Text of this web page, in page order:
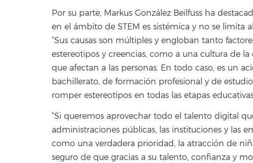
Por su parte, Markus González Beilfuss ha
en el ámbito de STEM es sistémica y no se limita
“Sus causas son múltiples y engloban tanto
estereotipos y creencias, como a una cultura de
que afectan a las personas. En todo caso, es un
bachillerato, de formación profesional y de
romper estereotipos en todas las etapas
“Si queremos aprovechar todo el talento digital
administraciones públicas, las instituciones y las
como una verdadera prioridad, la atracción de
seguro de que gracias a su talento, confianza y